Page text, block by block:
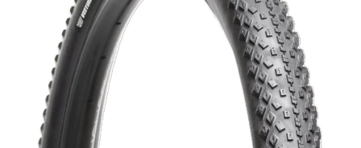
Discuri frana
Placute de frana
Manete de frana
https://www.doctortrotineta.ro/lumini
Stop trotineta
Faruri